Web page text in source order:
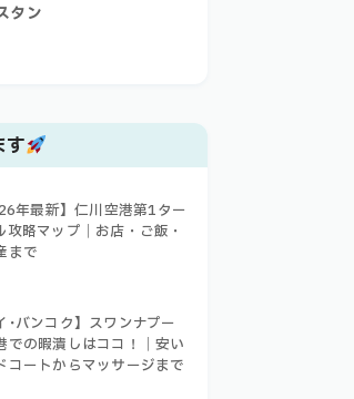
タン
す
年最新】仁川空港第1ター
攻略マップ｜お店・ご飯・
まで
･バンコク】スワンナプー
での暇潰しはココ！｜安い
コートからマッサージまで